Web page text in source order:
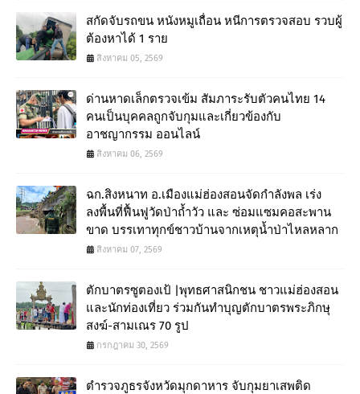
สกัดจับรถขน หนังหมูเถื่อน หนีการตรวจสอบ รวบผู้
ต้องหาได้ 1 ราย
สิงหาคม 05, 2569
ด่านหาดเล็กตรวจเข้ม สัมภาระรับตัวคนไทย 14
คนเป็นบุคคลถูกจับกุมและเกี่ยวข้องกับ
อาชญากรรม ออนไลน์
สิงหาคม 06, 2569
ฉก.สิงหนาท อ.เมืองแม่ฮ่องสอนจัดกำลังพล เร่ง
ลงพื้นที่ฟื้นฟูวัดป่าถ้ำวัว และ ซ่อมแซมคอสะพาน
ขาด บรรเทาทุกข์ชาวบ้านจากเหตุน้ำป่าไหลหลาก
สิงหาคม 07, 2569
ตักบาตรซูตองเป้ |พุทธศาสนิกชน ชาวแม่ฮ่องสอน
และนักท่องเที่ยว ร่วมกันทำบุญตักบาตรพระภิกษุ
สงฆ์-สามเณร 70 รูป
กรกฎาคม 30, 2569
ตำรวจภูธรจังหวัดมุกดาหาร จับกุมยาเสพติด